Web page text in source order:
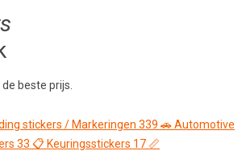
beste prijs.
stickers / Markeringen 339 🚗Automotive
33 📋 Keuringsstickers 17 📏